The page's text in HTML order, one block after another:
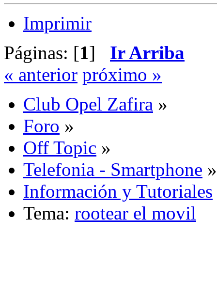
Imprimir
Páginas: [1] Ir Arriba
« anterior próximo »
Club Opel Zafira »
Foro »
Off Topic »
Telefonia - Smartphone »
Información y Tutoriales
Tema: rootear el movil